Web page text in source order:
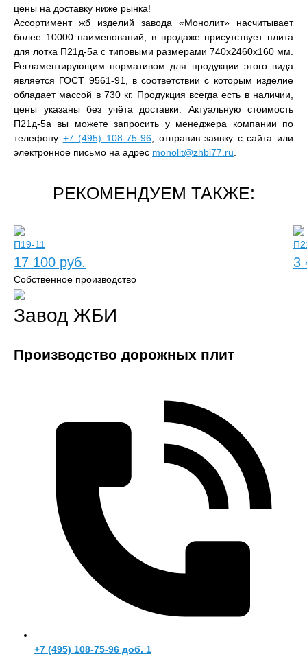
цены на доставку ниже рынка!
Ассортимент жб изделий завода «Монолит» насчитывает
более 10000 наименований, в продаже присутствует плита
для лотка П21д-5а с типовыми размерами 740x2460x160 мм.
Регламентирующим нормативом для продукции этого вида
является ГОСТ 9561-91, в соответствии с которым изделие
обладает массой в 730 кг. Продукция всегда есть в наличии,
цены указаны без учёта доставки. Актуальную стоимость
П21д-5а вы можете запросить у менеджера компании по
телефону +7 (495) 108-75-96, отправив заявку с сайта или
электронное письмо на адрес monolit@zhbi77.ru
РЕКОМЕНДУЕМ ТАКЖЕ:
П19-11
17 100 руб. 3
Собственное производство
Завод ЖБИ
Производство дорожных плит
+7 (495) 108-75-96 доб. 1